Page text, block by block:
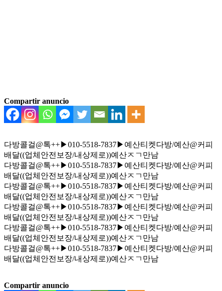
Compartir anuncio
다방콜걸@톡++▶010-5518-7837▶예산티켓다방/예산@커피
배달((업체안전보장/내상제로))예산ㅈㄱ만남
다방콜걸@톡++▶010-5518-7837▶예산티켓다방/예산@커피
배달((업체안전보장/내상제로))예산ㅈㄱ만남
다방콜걸@톡++▶010-5518-7837▶예산티켓다방/예산@커피
배달((업체안전보장/내상제로))예산ㅈㄱ만남
다방콜걸@톡++▶010-5518-7837▶예산티켓다방/예산@커피
배달((업체안전보장/내상제로))예산ㅈㄱ만남
다방콜걸@톡++▶010-5518-7837▶예산티켓다방/예산@커피
배달((업체안전보장/내상제로))예산ㅈㄱ만남
다방콜걸@톡++▶010-5518-7837▶예산티켓다방/예산@커피
배달((업체안전보장/내상제로))예산ㅈㄱ만남
Compartir anuncio